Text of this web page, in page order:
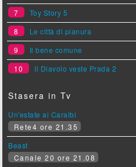
7
Toy Story 5
8
Le città di pianura
9
Il bene comune
10
Il Diavolo veste Prada 2
Stasera in Tv
Un'estate ai Caraibi
Rete4 ore 21.35
Beast
Canale 20 ore 21.08